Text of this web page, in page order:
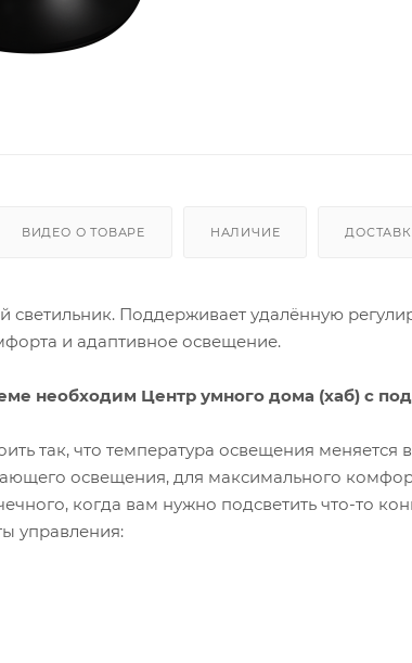
ВИДЕО О ТОВАРЕ НАЛИЧИЕ
Поддерживает удалённую
и адаптивное освещение.
необходим Центр умного дома (хаб) с
так, что температура освещения меняется
освещения, для максимального
когда вам нужно подсветить что-то
управления: